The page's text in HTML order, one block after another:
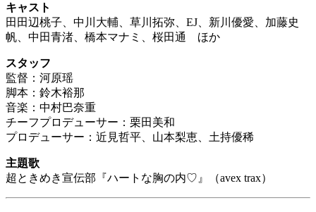
キャスト
田田辺桃子、中川大輔、草川拓弥、EJ、新川優愛、加藤史
帆、中田青渚、橋本マナミ、桜田通 ほか
スタッフ
監督：河原瑶
脚本：鈴木裕那
音楽：中村巴奈重
チーフプロデューサー：栗田美和
プロデューサー：近見哲平、山本梨恵、土持優稀
主題歌
超ときめき宣伝部『ハートな胸の内♡』（avex trax）